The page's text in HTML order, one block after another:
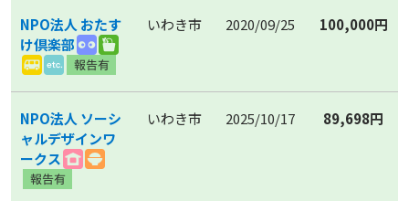
NPO法人 おたす
け倶楽部
いわき市 2020/09/25 100,000円
NPO法人 ソーシ
ャルデザインワ
ークス
いわき市 2025/10/17 89,698円